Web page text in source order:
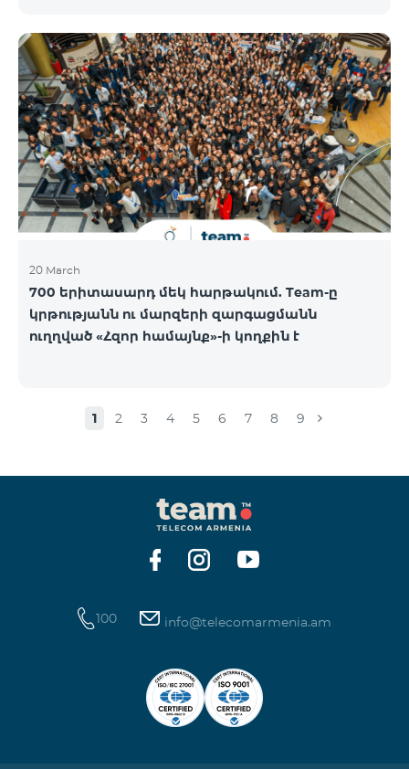
20 March
700 երիտասարդ մեկ հարթակում. Team-ը
կրթությանն ու մարզերի զարգացմանն
ուղղված «Հզոր համայնք»-ի կողքին է
1 2 3 4 5 6 7 8 9
100 info@telecomarmenia.am